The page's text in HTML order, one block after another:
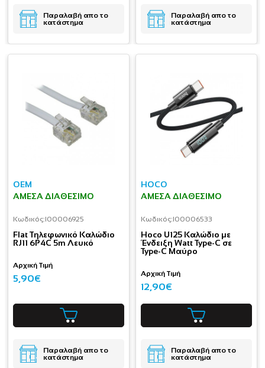
Παραλαβή απο το
κατάστημα
Παραλαβή απο το
κατάστημα
OEM
ΆΜΕΣΑ ΔΙΑΘΈΣΙΜΟ
Κωδικός:I00006925
Flat Τηλεφωνικό Καλώδιο
RJ11 6P4C 5m Λευκό
Αρχική Τιμή
5,90€
Παραλαβή απο το
κατάστημα
HOCO
ΆΜΕΣΑ ΔΙΑΘΈΣΙΜΟ
Κωδικός:I00006533
Hoco U125 Καλώδιο με
Ένδειξη Watt Type-C σε
Type-C Μαύρο
Αρχική Τιμή
12,90€
Παραλαβή απο το
κατάστημα